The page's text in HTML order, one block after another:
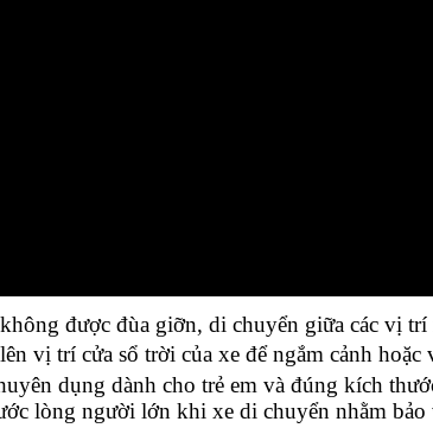
được đùa giỡn, di chuyển giữa các vị
vị trí cửa sổ trời của xe để ngắm cảnh hoặc
dụng dành cho trẻ em và đúng kích
lòng người lớn khi xe di chuyển nhằm bảo